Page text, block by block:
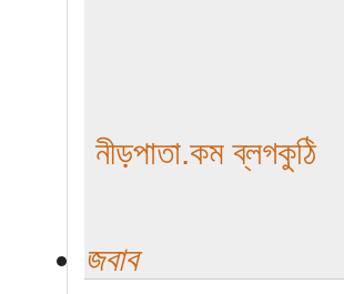
নীড়পাতা.কম ব্লগকুঠি
জবাব